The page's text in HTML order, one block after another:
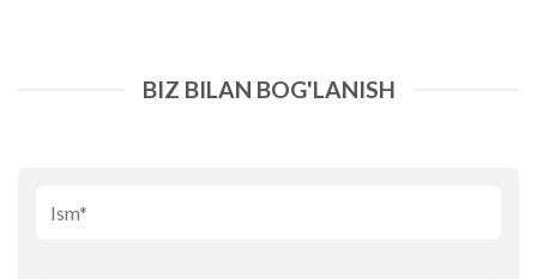
BIZ BILAN BOG'LANISH